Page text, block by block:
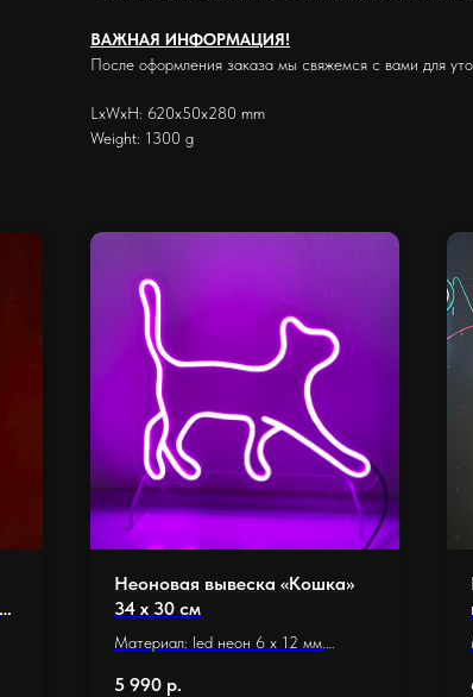
ВАЖНАЯ ИНФОРМАЦИЯ!
После оформления заказа мы свяжемся с вами для
LxWxH: 620x50x280 mm
Weight: 1300 g
Неоновая вывеска «Кошка»
34 х 30 см
Материал: led неон 6 x 12 мм.
Размер основания 34 х 30 см.
5 990 р.